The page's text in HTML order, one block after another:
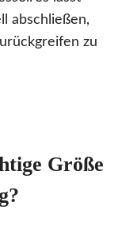
abschließen,
zu
Größe